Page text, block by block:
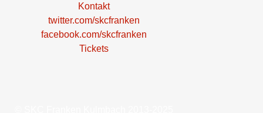
Kontakt
twitter.com/skcfranken
facebook.com/skcfranken
Tickets